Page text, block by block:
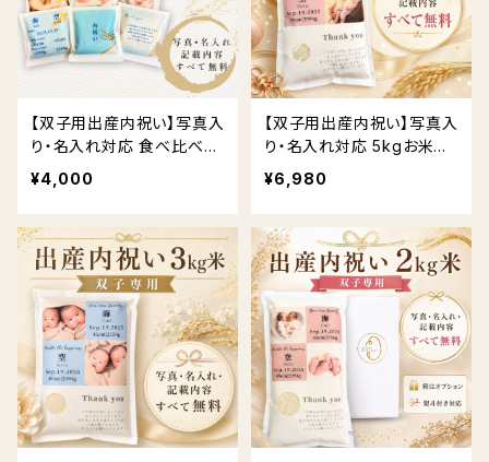
【双子用出産内祝い】写真入
り・名入れ対応 食べ比べお
米ギフト（3品種）送料無料
¥4,000
【双子用出産内祝い】写真入
り・名入れ対応 5kgお米ギ
フト｜ 送料無料
¥6,980